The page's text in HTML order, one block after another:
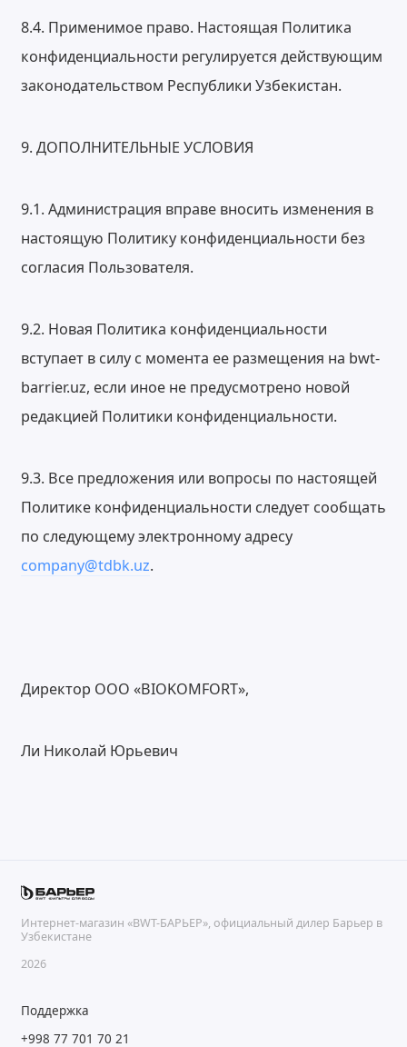
8.4. Применимое право. Настоящая Политика
конфиденциальности регулируется действующим
законодательством Республики Узбекистан.
9. ДОПОЛНИТЕЛЬНЫЕ УСЛОВИЯ
9.1. Администрация вправе вносить изменения в
настоящую Политику конфиденциальности без
согласия Пользователя.
9.2. Новая Политика конфиденциальности
вступает в силу с момента ее размещения на bwt-
barrier.uz, если иное не предусмотрено новой
редакцией Политики конфиденциальности.
9.3. Все предложения или вопросы по настоящей
Политике конфиденциальности следует сообщать
по следующему электронному адресу
company@tdbk.uz.
Директор ООО «BIOKOMFORT»,
Ли Николай Юрьевич
Интернет-магазин «BWT-БАРЬЕР», официальный дилер Барьер в
Узбекистане
2026
Поддержка
+998 77 701 70 21